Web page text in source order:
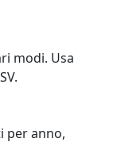
modi. Usa
per anno,